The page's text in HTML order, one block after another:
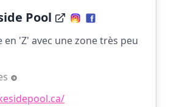
Pool
en 'Z' avec une zone très peu